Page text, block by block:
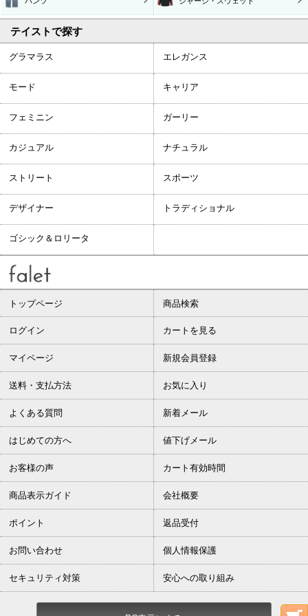
テイストで探す
グラマラス エレガンス
モード キャリア
フェミニン ガーリー
カジュアル ナチュラル
ストリート スポーツ
デザイナー トラディショナル
ゴシック＆ロリータ
トップページ 商品検索
ログイン カートを見る
マイページ 新規会員登録
送料・支払方法 お気に入り
よくある質問 新着メール
はじめての方へ 値下げメール
お客様の声 カート有効時間
商品表示ガイド 会社概要
ポイント 返品受付
お問い合わせ 個人情報保護
セキュリティ対策 安心への取り組み